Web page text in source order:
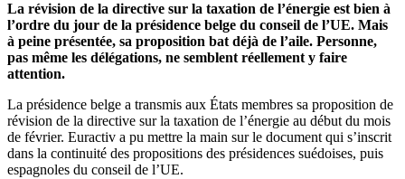
La révision de la directive sur la taxation de l’énergie est bien à
l’ordre du jour de la présidence belge du conseil de l’UE. Mais
à peine présentée, sa proposition bat déjà de l’aile. Personne,
pas même les délégations, ne semblent réellement y faire
attention.
La présidence belge a transmis aux États membres sa proposition de
révision de la directive sur la taxation de l’énergie au début du mois
de février. Euractiv a pu mettre la main sur le document qui s’inscrit
dans la continuité des propositions des présidences suédoises, puis
espagnoles du conseil de l’UE.